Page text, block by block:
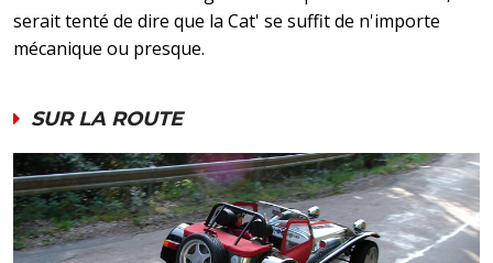
serait tenté de dire que la Cat' se suffit de n'importe
mécanique ou presque.
SUR LA ROUTE